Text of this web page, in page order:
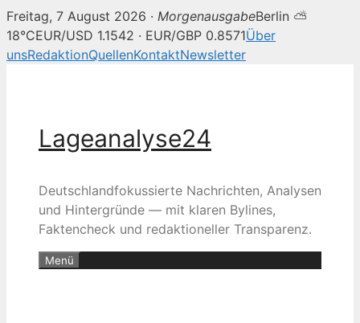
Freitag, 7 August 2026 · MorgenausgabeBerlin ⛅
18°CEUR/USD 1.1542 · EUR/GBP 0.8571Über
unsRedaktionQuellenKontaktNewsletter
Lageanalyse24
Deutschlandfokussierte Nachrichten, Analysen
und Hintergründe — mit klaren Bylines,
Faktencheck und redaktioneller Transparenz.
Menü